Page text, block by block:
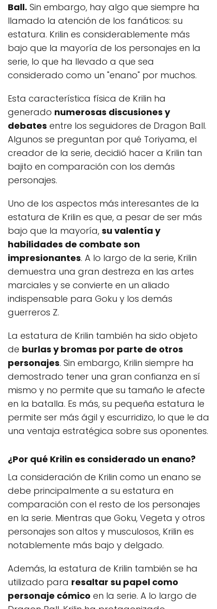
Ball. Sin embargo, hay algo que siempre ha
llamado la atención de los fanáticos: su
estatura. Krilin es considerablemente más
bajo que la mayoría de los personajes en la
serie, lo que ha llevado a que sea
considerado como un "enano" por muchos.
Esta característica física de Krilin ha
generado numerosas discusiones y
debates entre los seguidores de Dragon Ball.
Algunos se preguntan por qué Toriyama, el
creador de la serie, decidió hacer a Krilin tan
bajito en comparación con los demás
personajes.
Uno de los aspectos más interesantes de la
estatura de Krilin es que, a pesar de ser más
bajo que la mayoría, su valentía y
habilidades de combate son
impresionantes. A lo largo de la serie, Krilin
demuestra una gran destreza en las artes
marciales y se convierte en un aliado
indispensable para Goku y los demás
guerreros Z.
La estatura de Krilin también ha sido objeto
de burlas y bromas por parte de otros
personajes. Sin embargo, Krilin siempre ha
demostrado tener una gran confianza en sí
mismo y no permite que su tamaño le afecte
en la batalla. Es más, su pequeña estatura le
permite ser más ágil y escurridizo, lo que le da
una ventaja estratégica sobre sus oponentes.
¿Por qué Krilin es considerado un enano?
La consideración de Krilin como un enano se
debe principalmente a su estatura en
comparación con el resto de los personajes
en la serie. Mientras que Goku, Vegeta y otros
personajes son altos y musculosos, Krilin es
notablemente más bajo y delgado.
Además, la estatura de Krilin también se ha
utilizado para resaltar su papel como
personaje cómico en la serie. A lo largo de